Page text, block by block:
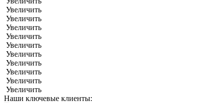
Увеличить
Увеличить
Увеличить
Увеличить
Увеличить
Увеличить
Увеличить
Увеличить
Увеличить
Увеличить
Наши ключевые клиенты: